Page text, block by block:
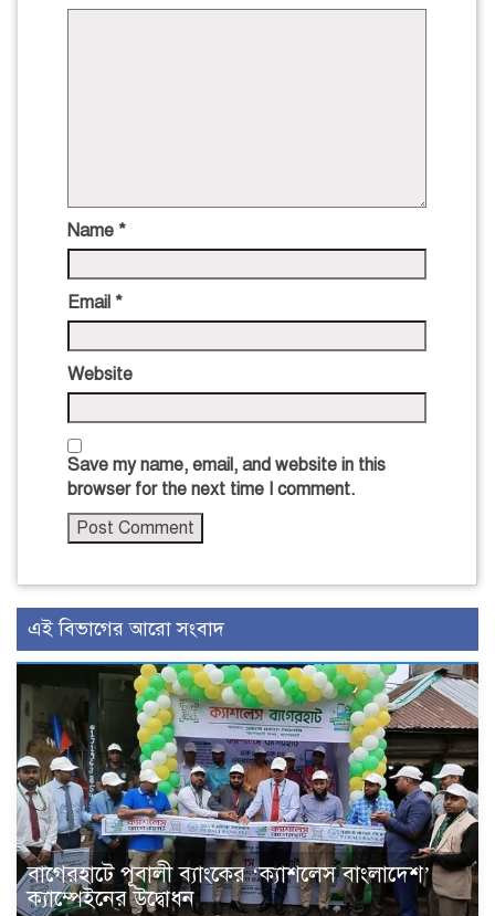
Name *
Email *
Website
Save my name, email, and website in this
browser for the next time I comment.
এই বিভাগের আরো সংবাদ
বাগেরহাটে পূবালী ব্যাংকের ‘ক্যাশলেস বাংলাদেশ’
ক্যাম্পেইনের উদ্বোধন